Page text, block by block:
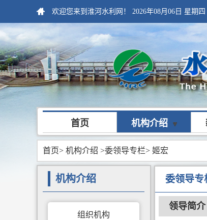
欢迎您来到淮河水利网！ 2026年08月06日 星期四
首页 机构介绍
首页> 机构介绍 >委领导专栏> 姬宏
机构介绍
组织机构
委领导专
领导简介